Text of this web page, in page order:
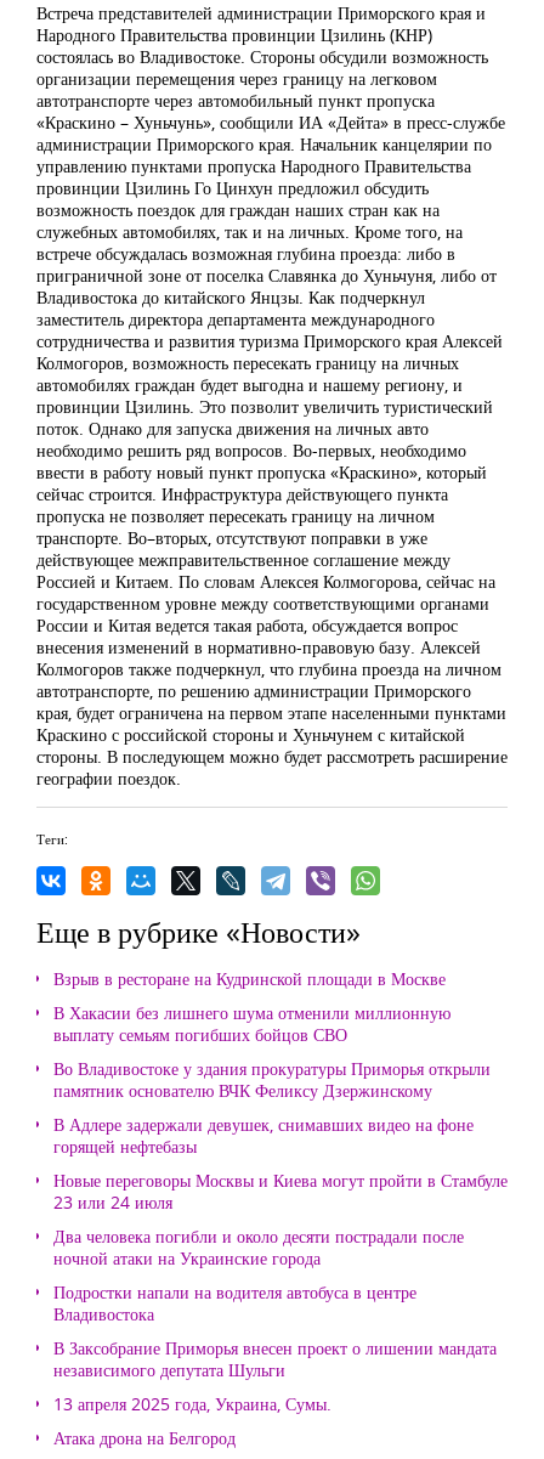
Встреча представителей администрации Приморского края и
Народного Правительства провинции Цзилинь (КНР)
состоялась во Владивостоке. Стороны обсудили возможность
организации перемещения через границу на легковом
автотранспорте через автомобильный пункт пропуска
«Краскино – Хуньчунь», сообщили ИА «Дейта» в пресс-службе
администрации Приморского края. Начальник канцелярии по
управлению пунктами пропуска Народного Правительства
провинции Цзилинь Го Цинхун предложил обсудить
возможность поездок для граждан наших стран как на
служебных автомобилях, так и на личных. Кроме того, на
встрече обсуждалась возможная глубина проезда: либо в
приграничной зоне от поселка Славянка до Хуньчуня, либо от
Владивостока до китайского Янцзы. Как подчеркнул
заместитель директора департамента международного
сотрудничества и развития туризма Приморского края Алексей
Колмогоров, возможность пересекать границу на личных
автомобилях граждан будет выгодна и нашему региону, и
провинции Цзилинь. Это позволит увеличить туристический
поток. Однако для запуска движения на личных авто
необходимо решить ряд вопросов. Во-первых, необходимо
ввести в работу новый пункт пропуска «Краскино», который
сейчас строится. Инфраструктура действующего пункта
пропуска не позволяет пересекать границу на личном
транспорте. Во–вторых, отсутствуют поправки в уже
действующее межправительственное соглашение между
Россией и Китаем. По словам Алексея Колмогорова, сейчас на
государственном уровне между соответствующими органами
России и Китая ведется такая работа, обсуждается вопрос
внесения изменений в нормативно-правовую базу. Алексей
Колмогоров также подчеркнул, что глубина проезда на личном
автотранспорте, по решению администрации Приморского
края, будет ограничена на первом этапе населенными пунктами
Краскино с российской стороны и Хуньчунем с китайской
стороны. В последующем можно будет рассмотреть расширение
географии поездок.
Теги:
Еще в рубрике «Новости»
Взрыв в ресторане на Кудринской площади в Москве
В Хакасии без лишнего шума отменили миллионную
выплату семьям погибших бойцов СВО
Во Владивостоке у здания прокуратуры Приморья открыли
памятник основателю ВЧК Феликсу Дзержинскому
В Адлере задержали девушек, снимавших видео на фоне
горящей нефтебазы
Новые переговоры Москвы и Киева могут пройти в Стамбуле
23 или 24 июля
Два человека погибли и около десяти пострадали после
ночной атаки на Украинские города
Подростки напали на водителя автобуса в центре
Владивостока
В Заксобрание Приморья внесен проект о лишении мандата
независимого депутата Шульги
13 апреля 2025 года, Украина, Сумы.
Атака дрона на Белгород